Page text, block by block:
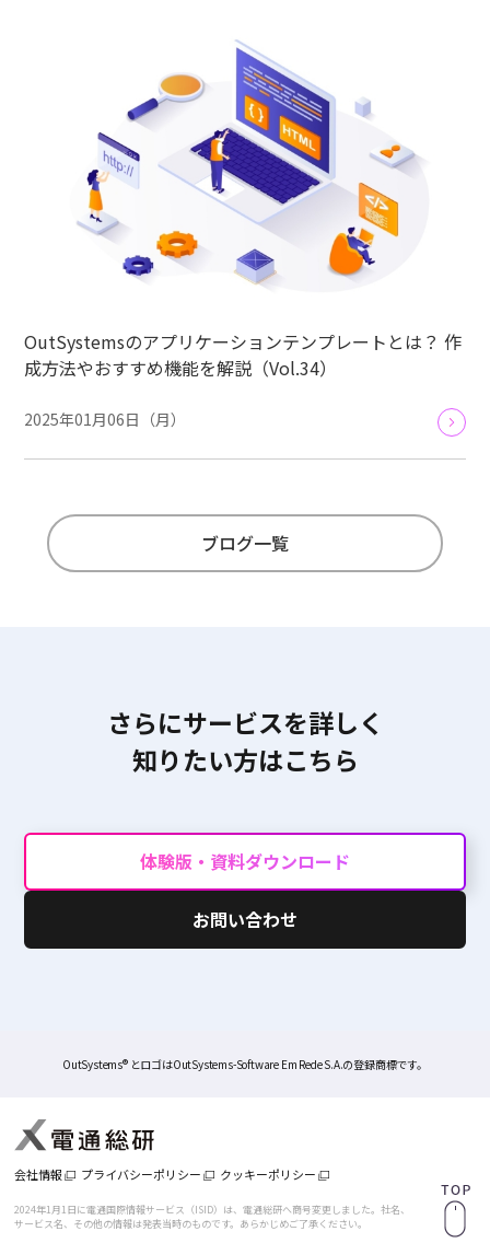
OutSystemsのアプリケーションテンプレートとは？ 作
成方法やおすすめ機能を解説（Vol.34）
2025年01月06日（月）
ブログ一覧
さらにサービスを詳しく
知りたい方はこちら
体験版・資料ダウンロード
お問い合わせ
OutSystems® とロゴはOutSystems-Software Em Rede S.A.の登録商標です。
会社情報 プライバシーポリシー クッキーポリシー
2024年1月1日に電通国際情報サービス（ISID）は、電通総研へ商号変更しました。社名、
サービス名、その他の情報は発表当時のものです。あらかじめご了承ください。